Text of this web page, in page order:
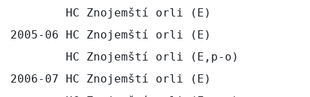
HC Znojemští orli (E)
2005-06 HC Znojemští orli (E)
HC Znojemští orli (E,p-o)
2006-07 HC Znojemští orli (E)